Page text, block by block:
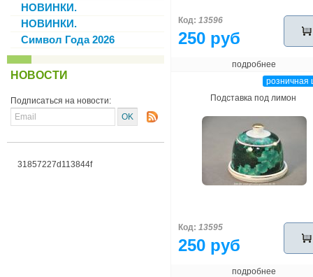
НОВИНКИ.
НОВИНКИ.
Символ Года 2026
НОВОСТИ
Подписаться на новости:
31857227d113844f
Код: 13596
250 руб
подробнее
розничная
Подставка под лимон
Код: 13595
250 руб
подробнее